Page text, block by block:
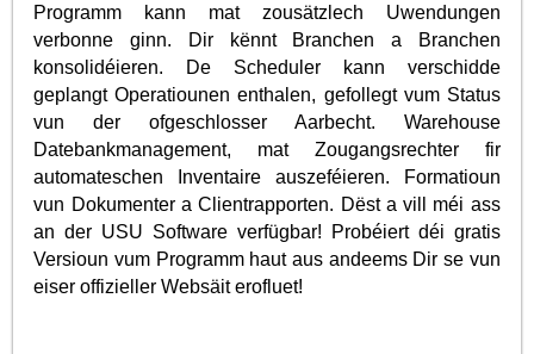
Programm kann mat zousätzlech Uwendungen
verbonne ginn. Dir kënnt Branchen a Branchen
konsolidéieren. De Scheduler kann verschidde
geplangt Operatiounen enthalen, gefollegt vum Status
vun der ofgeschlosser Aarbecht. Warehouse
Datebankmanagement, mat Zougangsrechter fir
automateschen Inventaire auszeféieren. Formatioun
vun Dokumenter a Clientrapporten. Dëst a vill méi ass
an der USU Software verfügbar! Probéiert déi gratis
Versioun vum Programm haut aus andeems Dir se vun
eiser offizieller Websäit erofluet!